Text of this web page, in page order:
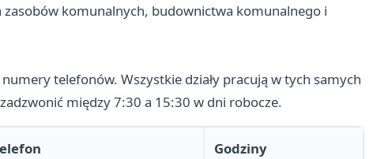
komunalnych, budownictwa komunalnego i
telefonów. Wszystkie działy pracują w tych samych
między 7:30 a 15:30 w dni robocze.
Godziny